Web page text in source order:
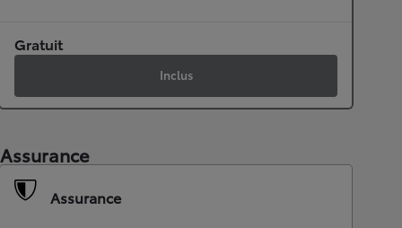
Gratuit
Inclus
Assurance
Assurance